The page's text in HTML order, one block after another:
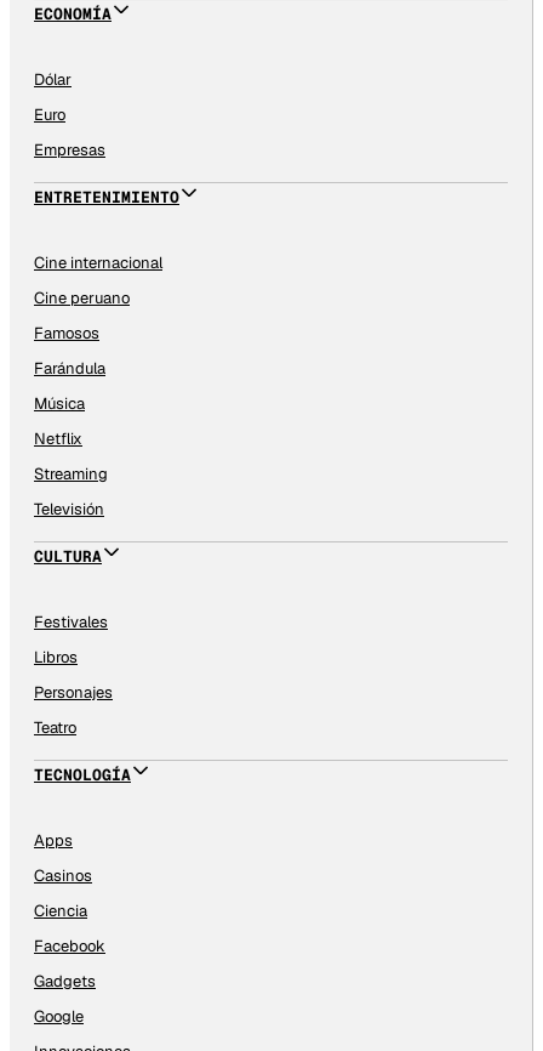
ECONOMÍA
Dólar
Euro
Empresas
ENTRETENIMIENTO
Cine internacional
Cine peruano
Famosos
Farándula
Música
Netflix
Streaming
Televisión
CULTURA
Festivales
Libros
Personajes
Teatro
TECNOLOGÍA
Apps
Casinos
Ciencia
Facebook
Gadgets
Google